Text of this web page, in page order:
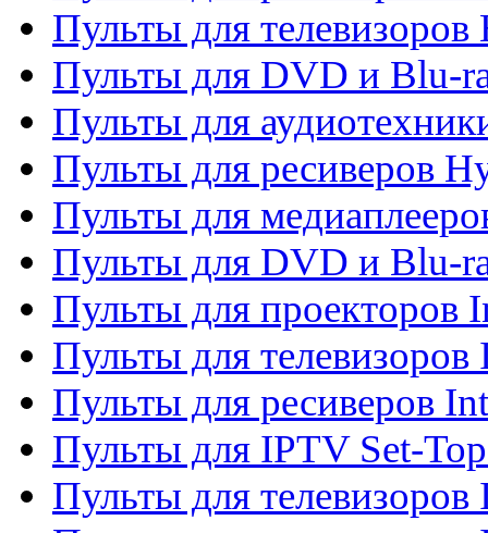
Пульты для
Пульты для DVD и Blu-
Пульты для
Пульты для ресиверов
Пульты для
Пульты для DVD и Blu-
Пульты для проекторов
Пульты для
Пульты для ресиверов
Пульты для IPTV Set-
Пульты для телевизоров